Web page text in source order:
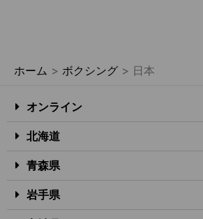
ホーム ボクシング 日本
オンライン
北海道
青森県
岩手県